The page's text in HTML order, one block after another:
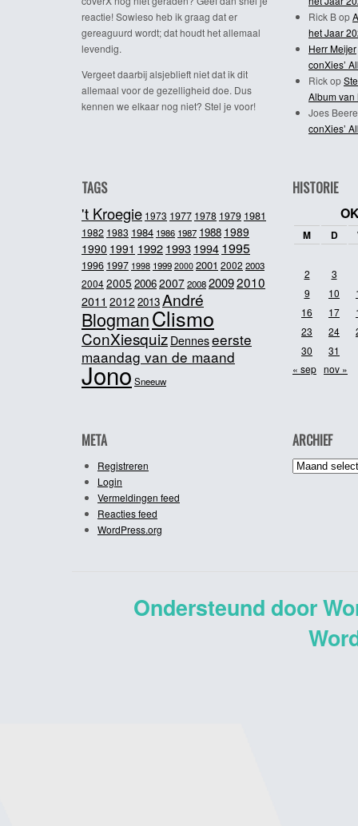
reactie! Sowieso heb ik graag dat er
gereaguurd wordt; dat houdt het allemaal
levendig.
Vergeet daarbij alsjeblieft niet dat ik dit
allemaal voor de gezelligheid doe. Dus
kennen we elkaar nog niet? Stel je voor!
Rick Bop
het Jaar
Herr Meijer
conXies’
Rickop
Album van
Joes
conXies’
TAGS
't Kroegie 1973 1977 1978 1979 1981
1982 1983 1984 1986 1987 1988 1989
1990 1991 19921993 1994 1995
1996 1997 1998 1999 2000 2001 2002 2003
20042005 20062007200820092010
2011 2012 2013André
BlogmanClismo
ConXiesquiz Denneseerste
maandag van de maand
JonoSneeuw
HISTORIE
M D
2
3
9
10
16
17
23
24
30
31
« sep nov »
META
Registreren
Login
Vermeldingen feed
Reacties feed
WordPress.org
ARCHIEF
Archief
Ondersteund door